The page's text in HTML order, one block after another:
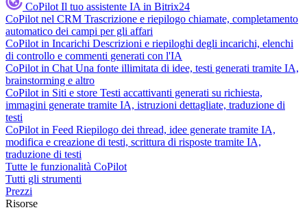
CoPilot Il tuo assistente IA in Bitrix24
CoPilot nel CRM Trascrizione e riepilogo chiamate, completamento
automatico dei campi per gli affari
CoPilot in Incarichi Descrizioni e riepiloghi degli incarichi, elenchi
di controllo e commenti generati con l'IA
CoPilot in Chat Una fonte illimitata di idee, testi generati tramite IA,
brainstorming e altro
CoPilot in Siti e store Testi accattivanti generati su richiesta,
immagini generate tramite IA, istruzioni dettagliate, traduzione di
testi
CoPilot in Feed Riepilogo dei thread, idee generate tramite IA,
modifica e creazione di testi, scrittura di risposte tramite IA,
traduzione di testi
Tutte le funzionalità CoPilot
Tutti gli strumenti
Prezzi
Risorse